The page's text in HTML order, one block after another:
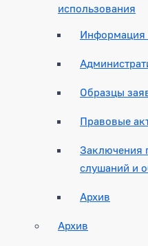
использования
Информация
Образцы
Правовые
Заключения
слушаний и
Архив
Архив